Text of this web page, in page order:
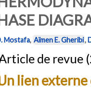
Mostafa, Aïmen E. Gheribi,
de revue
lien